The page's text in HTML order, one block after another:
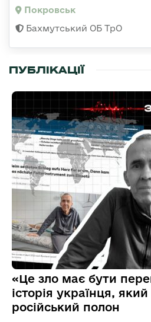
Покровськ
Бахмутський ОБ ТрО
ПУБЛІКАЦІЇ
«Це зло має бути
історія українця,
російський полон